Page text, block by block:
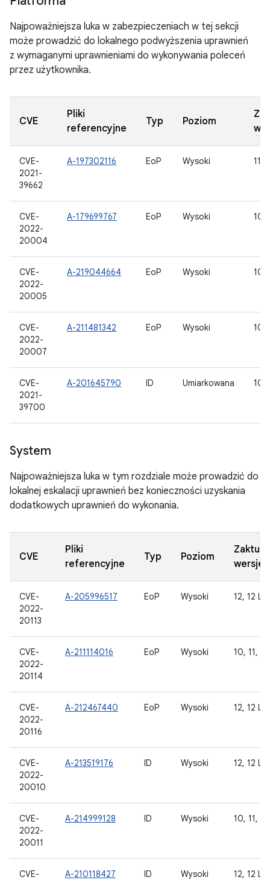
Najpoważniejsza luka w zabezpieczeniach w tej sekcji
może prowadzić do lokalnego podwyższenia uprawnień
z wymaganymi uprawnieniami do wykonywania poleceń
przez użytkownika.
CVE
Pliki
referencyjne
Typ Poziom
CVE-
2021-
39662
A-197302116 EoP Wysoki 11,
CVE-
2022-
20004
A-179699767 EoP Wysoki 10,
CVE-
2022-
20005
A-219044664 EoP Wysoki 10,
CVE-
2022-
20007
A-211481342 EoP Wysoki 10,
CVE-
2021-
39700
A-201645790 ID Umiarkowana 10,
System
Najpoważniejsza luka w tym rozdziale może prowadzić do
lokalnej eskalacji uprawnień bez konieczności uzyskania
dodatkowych uprawnień do wykonania.
CVE
Pliki
referencyjne
Typ Poziom
wersje
CVE-
2022-
20113
A-205996517 EoP Wysoki 12, 12 L
CVE-
2022-
20114
A-211114016 EoP Wysoki 10, 11,
CVE-
2022-
20116
A-212467440 EoP Wysoki 12, 12 L
CVE-
2022-
20010
A-213519176 ID Wysoki 12, 12 L
CVE-
2022-
20011
A-214999128 ID Wysoki 10, 11,
CVE-
A-210118427 ID Wysoki 12, 12 L